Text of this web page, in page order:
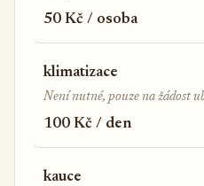
50 Kč / osoba
klimatizace
Není nutné, pouze na žádost
100 Kč / den
kauce